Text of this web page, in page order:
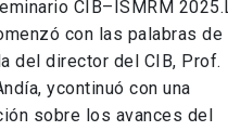
CIB–ISMRM
con las palabras de
del director del CIB, Prof.
ycontinuó con una
sobre los avances del